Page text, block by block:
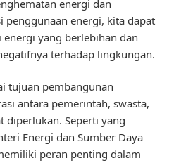
energi dan
penggunaan energi, kita dapat
yang berlebihan dan
terhadap lingkungan.
tujuan pembangunan
antara pemerintah, swasta,
diperlukan. Seperti yang
Energi dan Sumber Daya
peran penting dalam